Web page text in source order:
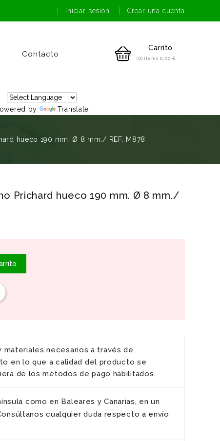
Iniciar sesión Crear una cuenta
Contacto
Carrito
(0) items 0,00 €
by Translate
hueco 190 mm. Ø 8 mm./ REF. M878
Prichard hueco 190 mm. Ø 8 mm./
necesarios a través de
en lo que a calidad del producto se
de los métodos de pago habilitados.
como en Baleares y Canarias, en un
cualquier duda respecto a envío